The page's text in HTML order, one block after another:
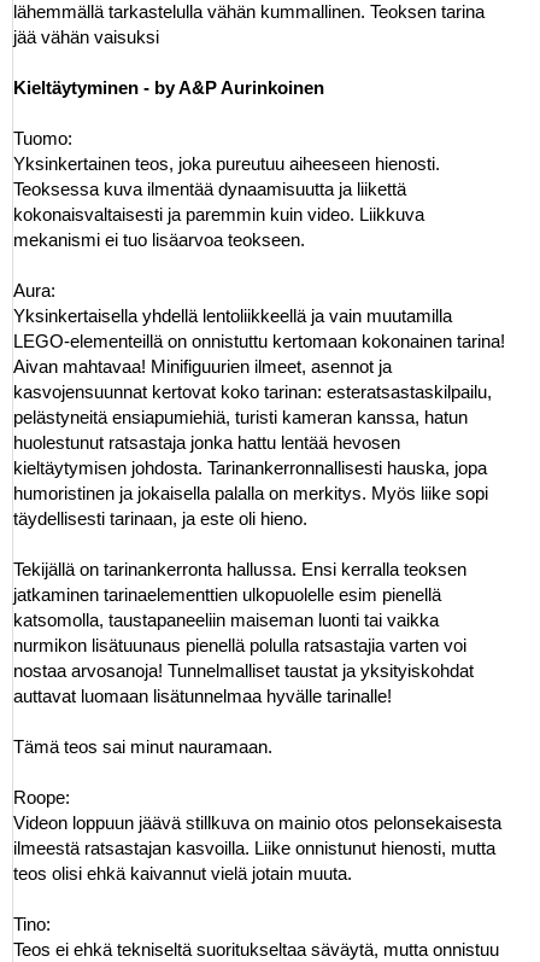
lähemmällä tarkastelulla vähän kummallinen. Teoksen tarina
jää vähän vaisuksi
Kieltäytyminen - by A&P Aurinkoinen
Tuomo:
Yksinkertainen teos, joka pureutuu aiheeseen hienosti.
Teoksessa kuva ilmentää dynaamisuutta ja liikettä
kokonaisvaltaisesti ja paremmin kuin video. Liikkuva
mekanismi ei tuo lisäarvoa teokseen.
Aura:
Yksinkertaisella yhdellä lentoliikkeellä ja vain muutamilla
LEGO-elementeillä on onnistuttu kertomaan kokonainen tarina!
Aivan mahtavaa! Minifiguurien ilmeet, asennot ja
kasvojensuunnat kertovat koko tarinan: esteratsastaskilpailu,
pelästyneitä ensiapumiehiä, turisti kameran kanssa, hatun
huolestunut ratsastaja jonka hattu lentää hevosen
kieltäytymisen johdosta. Tarinankerronnallisesti hauska, jopa
humoristinen ja jokaisella palalla on merkitys. Myös liike sopi
täydellisesti tarinaan, ja este oli hieno.
Tekijällä on tarinankerronta hallussa. Ensi kerralla teoksen
jatkaminen tarinaelementtien ulkopuolelle esim pienellä
katsomolla, taustapaneeliin maiseman luonti tai vaikka
nurmikon lisätuunaus pienellä polulla ratsastajia varten voi
nostaa arvosanoja! Tunnelmalliset taustat ja yksityiskohdat
auttavat luomaan lisätunnelmaa hyvälle tarinalle!
Tämä teos sai minut nauramaan.
Roope:
Videon loppuun jäävä stillkuva on mainio otos pelonsekaisesta
ilmeestä ratsastajan kasvoilla. Liike onnistunut hienosti, mutta
teos olisi ehkä kaivannut vielä jotain muuta.
Tino:
Teos ei ehkä tekniseltä suoritukseltaa säväytä, mutta onnistuu